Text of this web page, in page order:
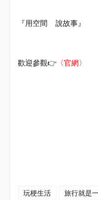
『用空間 說故事』
歡迎參觀👉 〈官網〉
玩梗生活 旅行就是